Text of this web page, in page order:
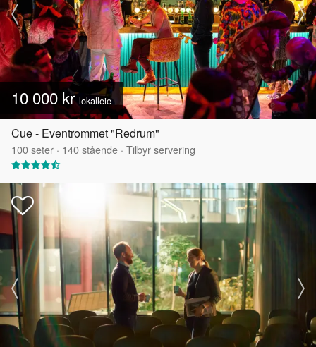
10 000 krlokalleie
Cue - Eventrommet "Redrum"
100seter · 140stående · Tilbyr servering